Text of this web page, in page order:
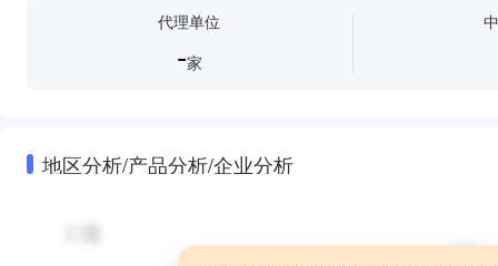
代理单位
-家
地区分析/产品分析/企业分析